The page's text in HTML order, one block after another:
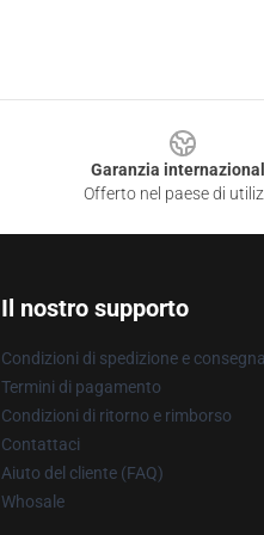
Garanzia
Offerto nel paese di
Il nostro supporto
Condizioni di spedizione e consegna
Termini di pagamento
Condizioni di ritorno e rimborso
Contattaci
Aiuto del cliente (FAQ)
Whosale